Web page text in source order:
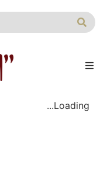
Loading...